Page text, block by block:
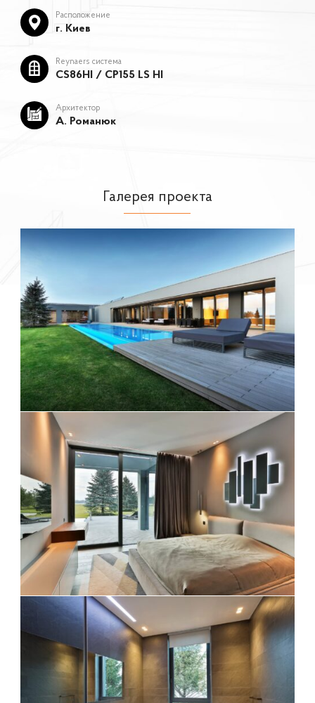
Расположение
г. Киев
Reynaers система
СS86HI / CP155 LS HI
Архитектор
А. Романюк
Галерея проекта